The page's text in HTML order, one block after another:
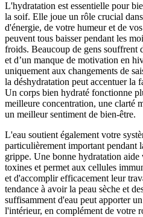
L'hydratation est essentielle pour
la soif. Elle joue un rôle crucial
d'énergie, de votre humeur et de
peuvent tous baisser pendant les
froids. Beaucoup de gens souffrent
et d’un manque de motivation en
uniquement aux changements de
la déshydratation peut accentuer la
Un corps bien hydraté fonctionne
meilleure concentration, une clarté
un meilleur sentiment de bien-être.
L'eau soutient également votre
particulièrement important pendant
grippe. Une bonne hydratation aide
toxines et permet aux cellules
et d'accomplir efficacement leur
tendance à avoir la peau sèche et
suffisamment d'eau peut apporter
l'intérieur, en complément de votre